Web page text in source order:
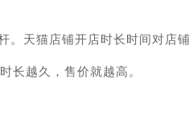
。天猫店铺开店时长时间对店铺
时长越久，售价就越高。